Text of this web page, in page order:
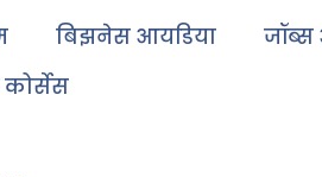
बिझनेस आयडिया
कोर्सेस